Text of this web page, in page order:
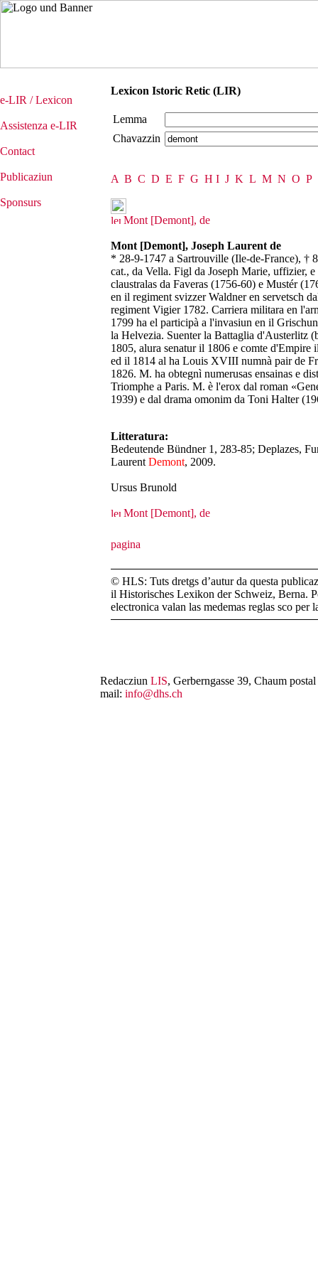
e-LIR / Lexicon
Assistenza e-LIR
Contact
Publicaziun
Sponsurs
Lexicon Istoric Retic (LIR)
Lemma
Chavazzin
A B C D E F G H I J K L M N O P
Mont [Demont], de
Mont [Demont], Joseph Laurent de
* 28-9-1747 a Sartrouville (Ile-de-France), †
cat., da Vella. Figl da Joseph Marie, uffizier,
claustralas da Faveras (1756-60) e Mustér
en il regiment svizzer Waldner en servetsch
regiment Vigier 1782. Carriera militara en
1799 ha el participà a l'invasiun en il
la Helvezia. Suenter la Battaglia d'Austerlitz
1805, alura senatur il 1806 e comte
ed il 1814 al ha Louis XVIII numnà pair de
1826. M. ha obtegnì numerusas ensainas e
Triomphe a Paris. M. è l'erox dal roman
1939) e dal drama omonim da Toni Halter
Litteratura:
Bedeutende Bündner 1, 283-85; Deplazes,
Laurent Demont, 2009.
Ursus Brunold
Mont [Demont], de
© HLS: Tuts dretgs d’autur da questa
il Historisches Lexikon der Schweiz, Berna.
electronica valan las medemas reglas sco per
Redacziun LIS, Gerberngasse 39, Chaum
mail: info@dhs.ch